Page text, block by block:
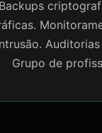
Grupo de